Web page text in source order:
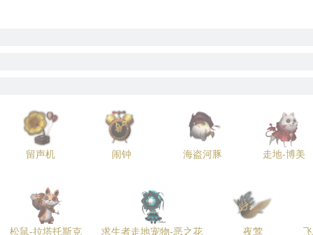
留声机 闹钟 海盗河豚 走地-博美
松鼠-拉塔托斯克 求生者走地宠物-恶之花 夜莺